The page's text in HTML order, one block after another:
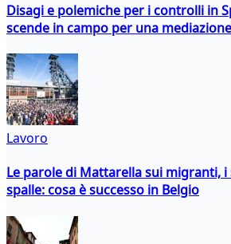
Disagi e polemiche per i controlli in
scende in campo per una
Lavoro
Le parole di Mattarella sui migranti,
spalle: cosa è successo in Belgio